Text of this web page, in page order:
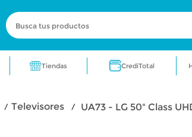
Busca tus productos
Tiendas CrediTotal
televisores
UA73 - LG 50" Class
Términos más buscados
fragancia
aire acondicionado licuadora